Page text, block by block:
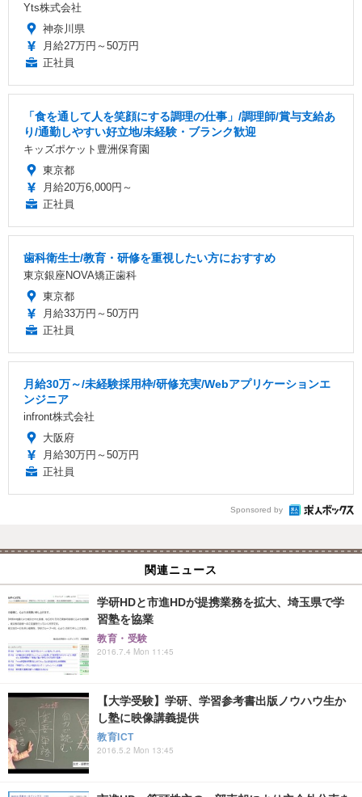
Yts株式会社
神奈川県
月給27万円～50万円
正社員
「食を通して人を笑顔にする調理の仕事」/調理師/賞与支給あ
り/通勤しやすい好立地/未経験・ブランク歓迎
キッズポケット豊洲保育園
東京都
月給20万6,000円～
正社員
歯科衛生士/教育・研修を重視したい方におすすめ
東京銀座NOVA矯正歯科
東京都
月給33万円～50万円
正社員
月給30万～/未経験採用枠/研修充実/Webアプリケーションエ
ンジニア
infront株式会社
大阪府
月給30万円～50万円
正社員
Sponsored by
関連ニュース
学研HDと市進HDが提携業務を拡大、埼玉県で学
習塾を協業
教育・受験
2016.7.4 Mon 11:45
【大学受験】学研、学習参考書出版ノウハウ生か
し塾に映像講義提供
教育ICT
2016.5.2 Mon 13:45